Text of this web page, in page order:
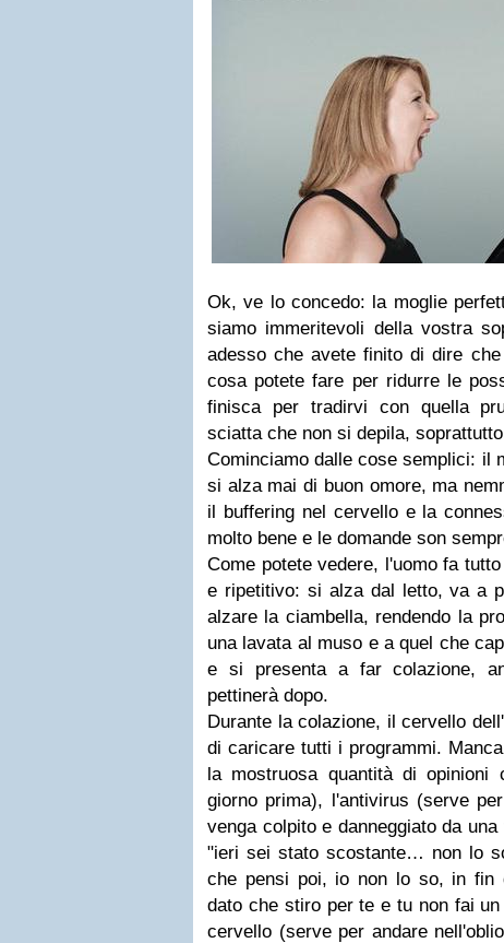
Ok, ve lo concedo: la moglie
siamo immeritevoli della vostra
adesso che avete finito di dire
cosa potete fare per ridurre le
finisca per tradirvi con quella
sciatta che non si depila,
Cominciamo dalle cose semplici: il
si alza mai di buon omore, ma
il buffering nel cervello e la
molto bene e le domande son
Come potete vedere, l'uomo fa
e ripetitivo: si alza dal letto, va a
alzare la ciambella, rendendo la
una lavata al muso e a quel che
e si presenta a far colazione,
pettinerà dopo.
Durante la colazione, il cervello
di caricare tutti i programmi.
la mostruosa quantità di opinioni
giorno prima), l'antivirus (serve
venga colpito e danneggiato da
"ieri sei stato scostante… non lo
che pensi poi, io non lo so, in fin
dato che stiro per te e tu non fai
cervello (serve per andare